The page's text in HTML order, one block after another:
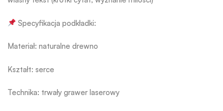
Specyfikacja podkładki:
Materiał: naturalne drewno
Kształt: serce
Technika: trwały grawer laserowy